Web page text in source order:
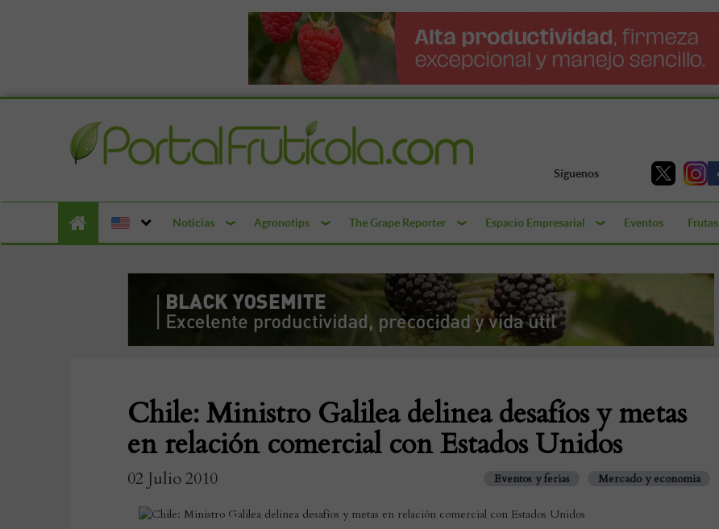
Síguenos
Noticias Agronotips The Grape Reporter Espacio Empresarial Eventos Frutas
Chile: Ministro Galilea delinea desafíos y metas
en relación comercial con Estados Unidos
02 Julio 2010 Eventos y ferias Mercado y economia